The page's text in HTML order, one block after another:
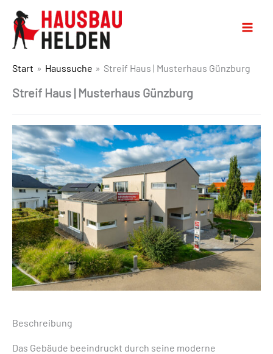
Start Haussuche Streif Haus | Musterhaus Günzburg
Streif Haus | Musterhaus Günzburg
Beschreibung
Das Gebäude beeindruckt durch seine moderne